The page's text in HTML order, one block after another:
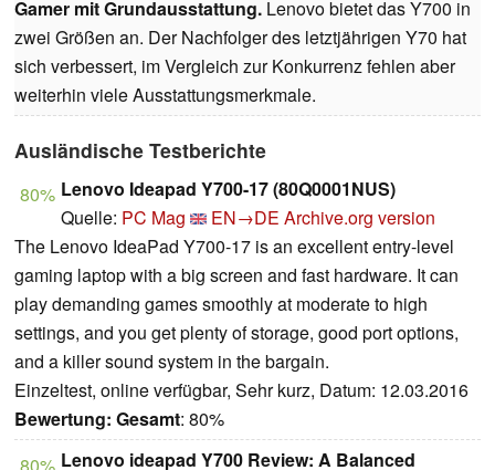
Gamer mit Grundausstattung. Lenovo bietet das Y700 in
zwei Größen an. Der Nachfolger des letztjährigen Y70 hat
sich verbessert, im Vergleich zur Konkurrenz fehlen aber
weiterhin viele Ausstattungsmerkmale.
Ausländische Testberichte
80% Lenovo Ideapad Y700-17 (80Q0001NUS)
Quelle: PC Mag EN→DE Archive.org version
The Lenovo IdeaPad Y700-17 is an excellent entry-level
gaming laptop with a big screen and fast hardware. It can
play demanding games smoothly at moderate to high
settings, and you get plenty of storage, good port options,
and a killer sound system in the bargain.
Einzeltest, online verfügbar, Sehr kurz, Datum: 12.03.2016
Bewertung: Gesamt: 80%
Lenovo ideapad Y700 Review: A Balanced